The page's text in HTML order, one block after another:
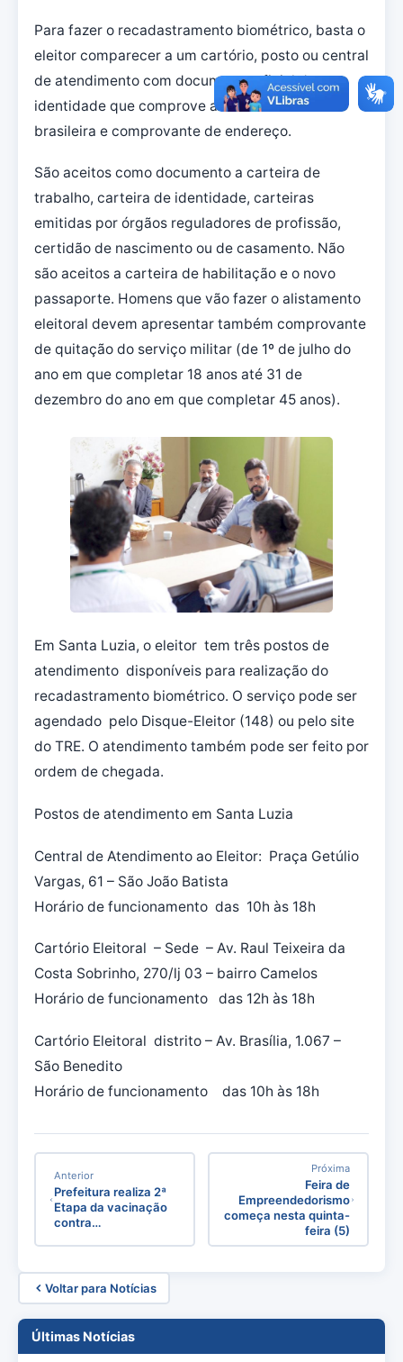
Para fazer o recadastramento biométrico, basta o
eleitor comparecer a um cartório, posto ou central
de atendimento com documento oficial de
identidade que comprove a nacionalidade
brasileira e comprovante de endereço.
São aceitos como documento a carteira de
trabalho, carteira de identidade, carteiras
emitidas por órgãos reguladores de profissão,
certidão de nascimento ou de casamento. Não
são aceitos a carteira de habilitação e o novo
passaporte. Homens que vão fazer o alistamento
eleitoral devem apresentar também comprovante
de quitação do serviço militar (de 1º de julho do
ano em que completar 18 anos até 31 de
dezembro do ano em que completar 45 anos).
Em Santa Luzia, o eleitor tem três postos de
atendimento disponíveis para realização do
recadastramento biométrico. O serviço pode ser
agendado pelo Disque-Eleitor (148) ou pelo site
do TRE. O atendimento também pode ser feito por
ordem de chegada.
Postos de atendimento em Santa Luzia
Central de Atendimento ao Eleitor: Praça Getúlio
Vargas, 61 – São João Batista
Horário de funcionamento das 10h às 18h
Cartório Eleitoral – Sede – Av. Raul Teixeira da
Costa Sobrinho, 270/lj 03 – bairro Camelos
Horário de funcionamento das 12h às 18h
Cartório Eleitoral distrito – Av. Brasília, 1.067 –
São Benedito
Horário de funcionamento das 10h às 18h
Anterior
Prefeitura realiza 2ª
Etapa da vacinação
contra…
Próxima
Feira de
Empreendedorismo
começa nesta quinta-
feira (5)
Voltar para Notícias
Últimas Notícias